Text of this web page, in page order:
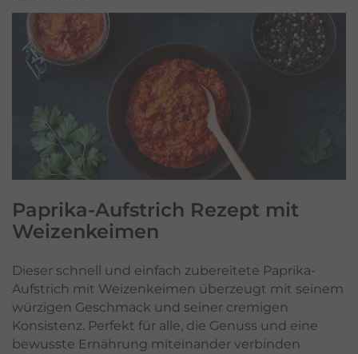
Paprika-Aufstrich Rezept mit
Weizenkeimen
Dieser schnell und einfach zubereitete Paprika-
Aufstrich mit Weizenkeimen überzeugt mit seinem
würzigen Geschmack und seiner cremigen
Konsistenz. Perfekt für alle, die Genuss und eine
bewusste Ernährung miteinander verbinden